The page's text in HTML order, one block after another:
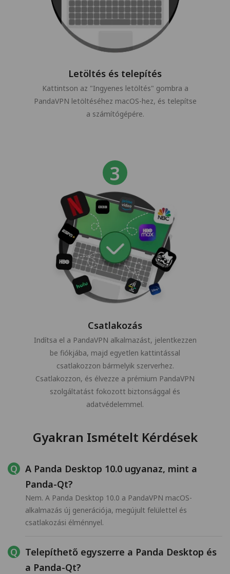
Letöltés és telepítés
Kattintson az "Ingyenes letöltés" gombra a
PandaVPN letöltéséhez macOS-hez, és telepítse
a számítógépére.
Csatlakozás
Indítsa el a PandaVPN alkalmazást, jelentkezzen
be fiókjába, majd egyetlen kattintással
csatlakozzon bármelyik szerverhez.
Csatlakozzon, és élvezze a prémium PandaVPN
szolgáltatást fokozott biztonsággal és
adatvédelemmel.
Gyakran Ismételt Kérdések
A Panda Desktop 10.0 ugyanaz, mint a
Panda-Qt?
Nem. A Panda Desktop 10.0 a PandaVPN macOS-
alkalmazás új generációja, megújult felülettel és
csatlakozási élménnyel.
Telepíthető egyszerre a Panda Desktop és
a Panda-Qt?